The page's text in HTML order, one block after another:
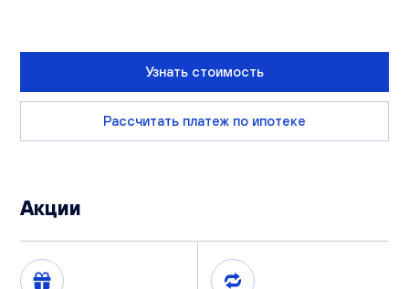
Узнать стоимость
Рассчитать платеж по ипотеке
Акции